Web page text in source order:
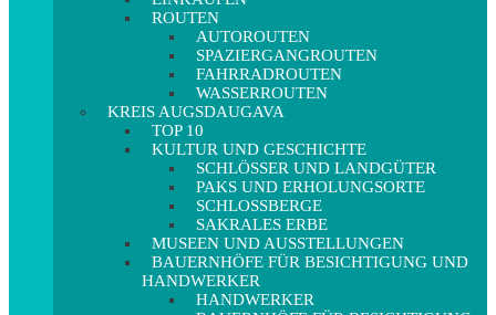
ROUTEN
AUTOROUTEN
SPAZIERGANGROUTEN
FAHRRADROUTEN
WASSERROUTEN
KREIS AUGSDAUGAVA
TOP 10
KULTUR UND GESCHICHTE
SCHLÖSSER UND LANDGÜTER
PAKS UND ERHOLUNGSORTE
SCHLOSSBERGE
SAKRALES ERBE
MUSEEN UND AUSSTELLUNGEN
BAUERNHÖFE FÜR BESICHTIGUNG UND
HANDWERKER
HANDWERKER